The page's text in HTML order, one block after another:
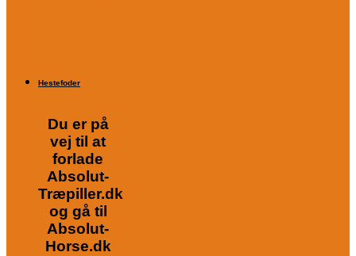
Hestefoder
Du er på
vej til at
forlade
Absolut-
Træpiller.dk
og gå til
Absolut-
Horse.dk